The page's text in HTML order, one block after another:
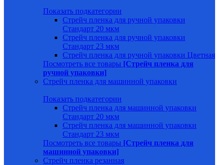
Показать подкатегории
Стрейч пленка для ручной упаковки
Стандарт 20 мкм
Стрейч пленка для ручной упаковки
Стандарт 23 мкм
Стрейч пленка для ручной упаковки Цветная
Посмотреть все товары [Стрейч пленка для
ручной упаковки]
Стрейч пленка для машинной упаковки
Показать подкатегории
Стрейч пленка для машинной упаковки
Стандарт 20 мкм
Стрейч пленка для машинной упаковки
Стандарт 23 мкм
Посмотреть все товары [Стрейч пленка для
машинной упаковки]
Стрейч пленка резанная